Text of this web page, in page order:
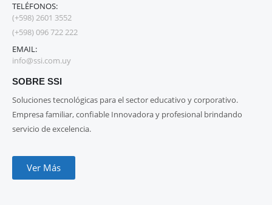
TELÉFONOS:
(+598) 2601 3552
(+598) 096 722 222
EMAIL:
info@ssi.com.uy
SOBRE SSI
Soluciones tecnológicas para el sector educativo y corporativo.
Empresa familiar, confiable Innovadora y profesional brindando
servicio de excelencia.
Ver Más